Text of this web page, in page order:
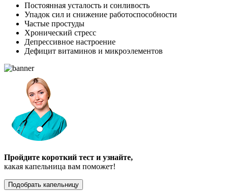
Постоянная усталость и сонливость
Упадок сил и снижение работоспособности
Частые простуды
Хронический стресс
Депрессивное настроение
Дефицит витаминов и микроэлементов
Пройдите короткий тест и узнайте,
какая капельница вам поможет!
Подобрать капельницу